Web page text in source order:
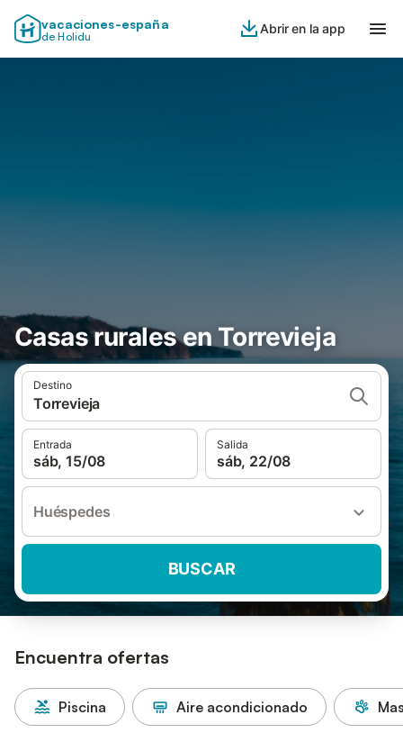
vacaciones-españa
de Holidu
Abrir en la app
Casas rurales en Torrevieja
Destino
Torrevieja
Entrada
sáb, 15/08
Salida
sáb, 22/08
Huéspedes
BUSCAR
Encuentra ofertas
Piscina Aire acondicionado